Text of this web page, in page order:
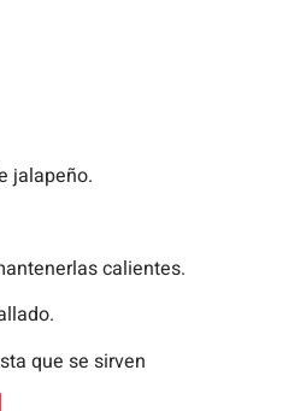
jalapeño.
calientes.
que se sirven